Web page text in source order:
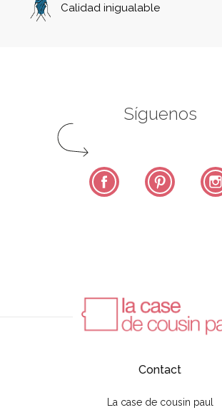
Calidad inigualable
Síguenos
Facebook Pinterest
Contact
La case de cousin paul